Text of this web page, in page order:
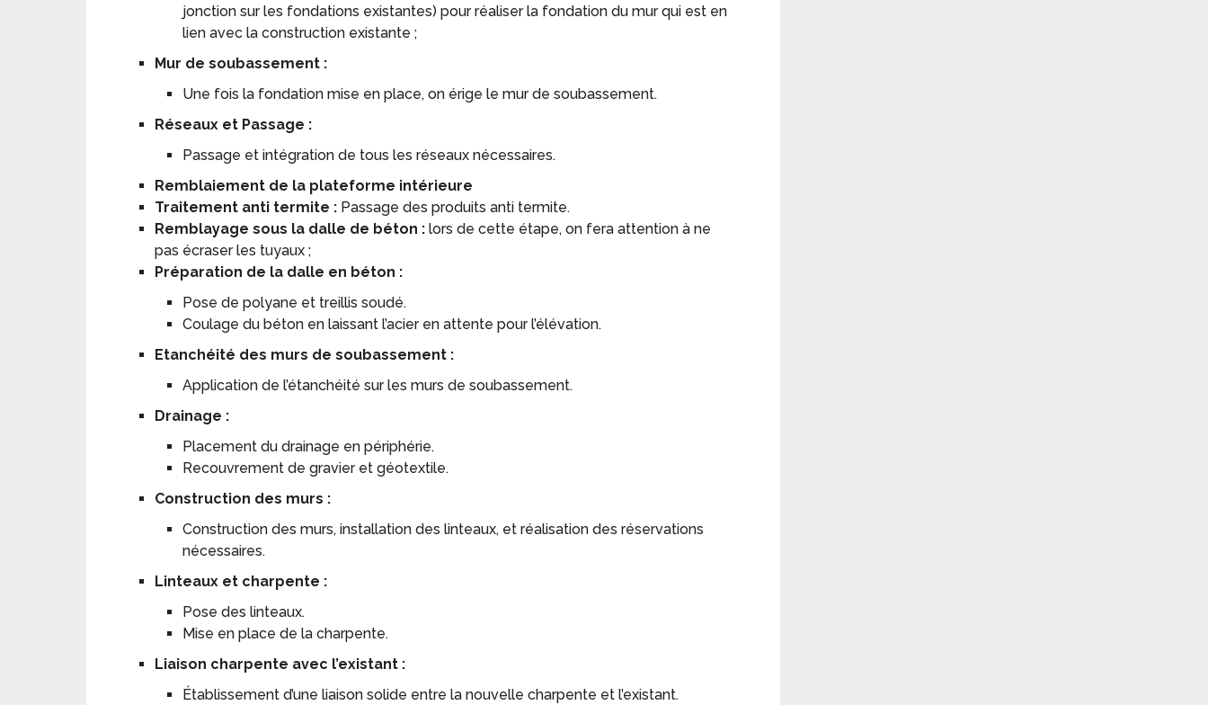
jonction sur les fondations existantes) pour réaliser la fondation du mur qui est en
lien avec la construction existante ;
Mur de soubassement :
Une fois la fondation mise en place, on érige le mur de soubassement.
Réseaux et Passage :
Passage et intégration de tous les réseaux nécessaires.
Remblaiement de la plateforme intérieure
Traitement anti termite : Passage des produits anti termite.
Remblayage sous la dalle de béton :lors de cette étape, on fera attention à ne
pas écraser les tuyaux ;
Préparation de la dalle en béton :
Pose de polyane et treillis soudé.
Coulage du béton en laissant l’acier en attente pour l’élévation.
Etanchéité des murs de soubassement :
Application de l’étanchéité sur les murs de soubassement.
Drainage :
Placement du drainage en périphérie.
Recouvrement de gravier et géotextile.
Construction des murs :
Construction des murs, installation des linteaux, et réalisation des réservations
nécessaires.
Linteaux et charpente :
Pose des linteaux.
Mise en place de la charpente.
Liaison charpente avec l’existant :
Établissement d’une liaison solide entre la nouvelle charpente et l’existant.